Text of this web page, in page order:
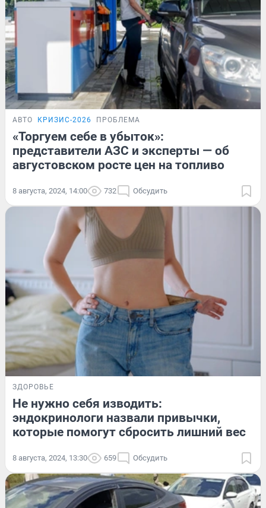
АВТО КРИЗИС-2026 ПРОБЛЕМА
«Торгуем себе в убыток»:
представители АЗС и эксперты — об
августовском росте цен на топливо
8 августа, 2024, 14:00 732 Обсудить
ЗДОРОВЬЕ
Не нужно себя изводить:
эндокринологи назвали привычки,
которые помогут сбросить лишний вес
8 августа, 2024, 13:30 659 Обсудить